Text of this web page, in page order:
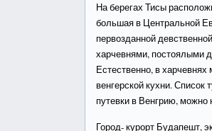
На берегах Тисы
большая в Центральной
первозданной
харчевнями, постоялыми
Естественно, в
венгерской кухни.
путевки в Венгрию, можно
Город- курорт Будапешт,